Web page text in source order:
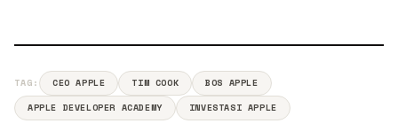
TAG: CEO APPLE TIM COOK
BOS APPLE
APPLE DEVELOPER ACADEMY
INVESTASI APPLE